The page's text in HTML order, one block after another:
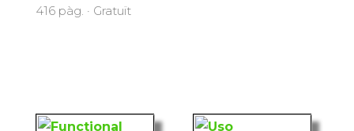
416 pàg. · Gratuït